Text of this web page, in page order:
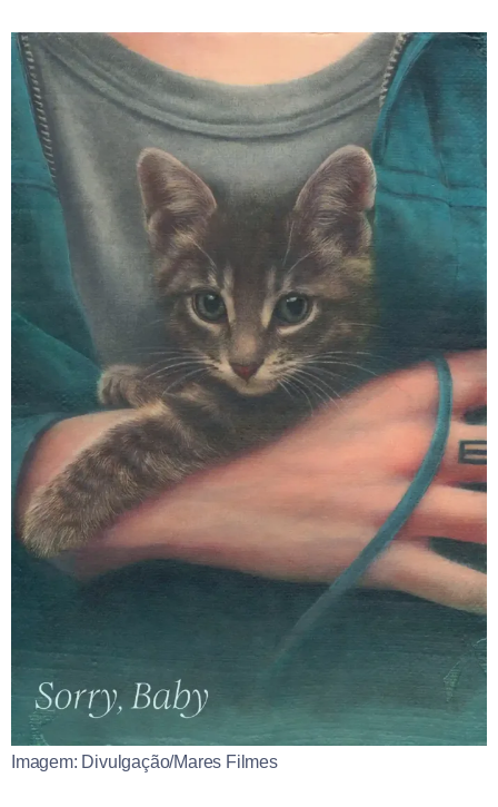
Imagem: Divulgação/Mares Filmes